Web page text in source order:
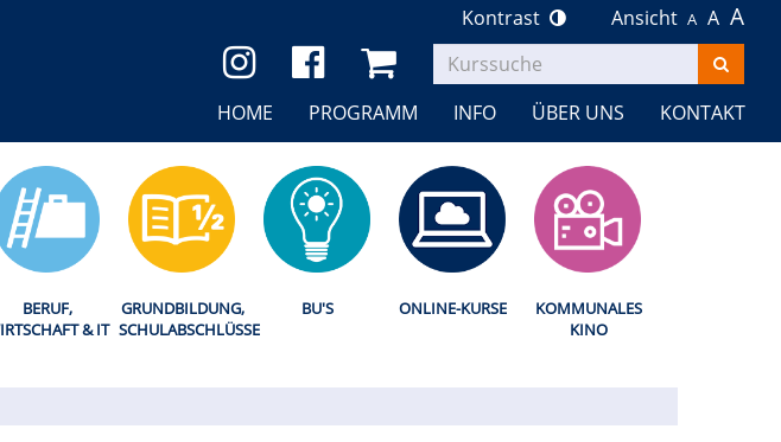
Kontrast Ansicht A A A
Kurse
suchen
HOME
PROGRAMM INFO ÜBER UNS KONTAKT
BERUF,
& IT
GRUNDBILDUNG,
SCHULABSCHLÜSSE
BU'S ONLINE-KURSE
KOMMUNALES
KINO